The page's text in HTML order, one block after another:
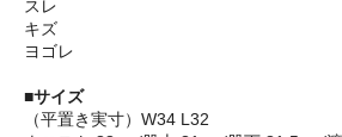
スレ
キズ
ヨゴレ
■サイズ
（平置き実寸）W34 L32